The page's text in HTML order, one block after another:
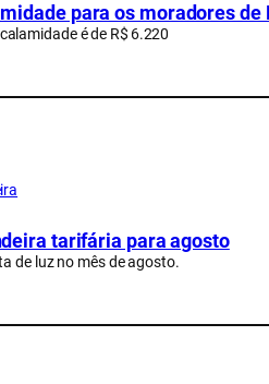
para os moradores
é de R$ 6.220
tarifária para agosto
de luz no mês de agosto.